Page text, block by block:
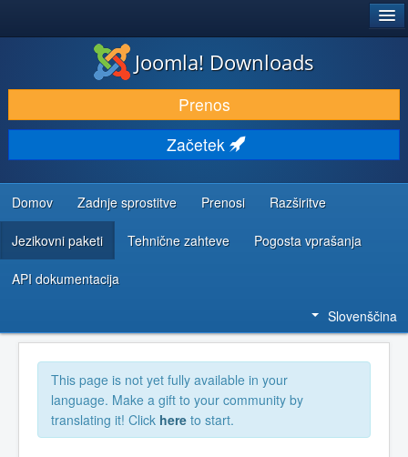
PRENESI IN RAZŠIRI
ODKRIJTE & IZVEJTE
SKUPNOST IN PODPORA
VIRI ZA RAZVIJALCE
Joomla! Downloads
Prenos
Začetek
Domov Zadnje sprostitve Prenosi Razširitve
Jezikovni paketi Tehnične zahteve Pogosta vprašanja
API dokumentacija
Slovenščina
This page is not yet fully available in your
language. Make a gift to your community by
translating it! Click here to start.